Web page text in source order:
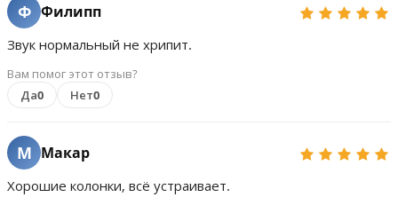
Ф Филипп
Звук нормальный не хрипит.
Вам помог этот отзыв?
Да0 Нет0
М Макар
Хорошие колонки, всё устраивает.